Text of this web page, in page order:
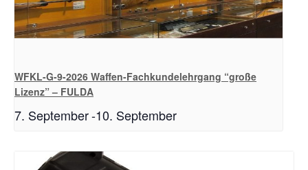
WFKL-G-9-2026 Waffen-Fachkundelehrgang “große
Lizenz” – FULDA
7. September-10. September